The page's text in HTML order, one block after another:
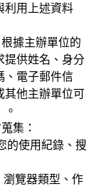
利用上述資料
據主辦單位的
提供姓名、身分
、電子郵件信
其他主辦單位可
集：
的使用紀錄、搜
瀏覽器類型、作